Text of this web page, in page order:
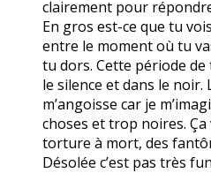
clairement pour
En gros est-ce que tu
entre le moment où tu
tu dors. Cette période
le silence et dans le noir.
m’angoisse car je
choses et trop noires.
torture à mort, des
Désolée c’est pas très